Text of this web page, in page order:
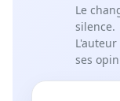
Le
silence.
ses